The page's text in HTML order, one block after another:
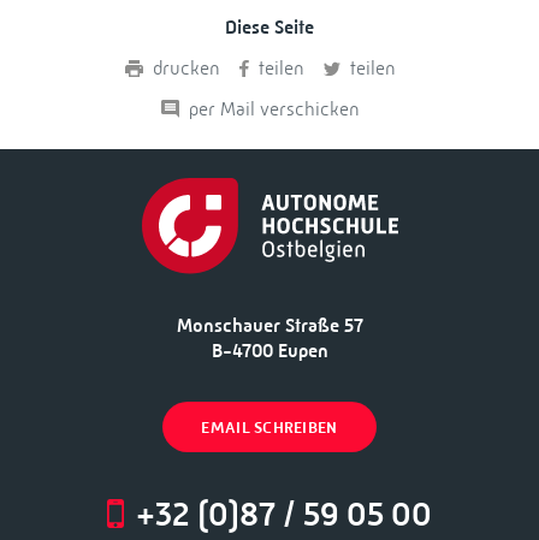
Diese Seite
drucken
teilen
teilen
per Mail verschicken
Monschauer Straße 57
B-4700 Eupen
EMAIL SCHREIBEN
+32 (0)87 / 59 05 00